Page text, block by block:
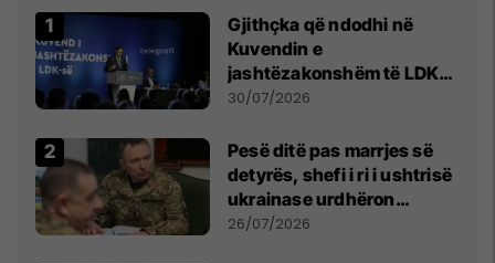
Gjithçka që ndodhi në
Kuvendin e
jashtëzakonshëm të LDK-
së
30/07/2026
Pesë ditë pas marrjes së
detyrës, shefi i ri i ushtrisë
ukrainase urdhëron
kontroll të madh
26/07/2026